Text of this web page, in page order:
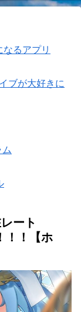
るアプリ
ブが大好きに
ート
！！【ホ